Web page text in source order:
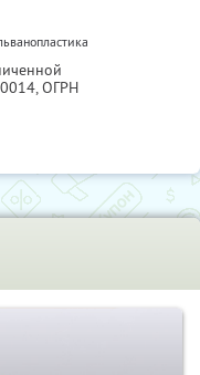
, ОГРН